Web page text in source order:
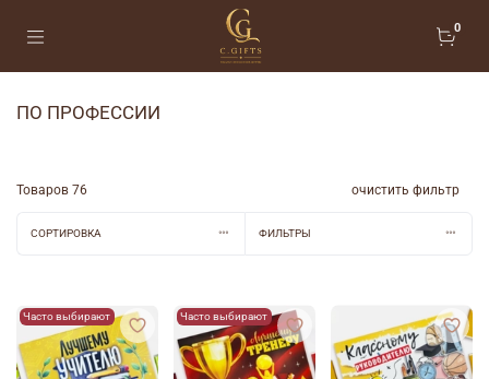
0
ПО ПРОФЕССИИ
Товаров 76 очистить фильтр
СОРТИРОВКА ФИЛЬТРЫ
Часто выбирают Часто выбирают